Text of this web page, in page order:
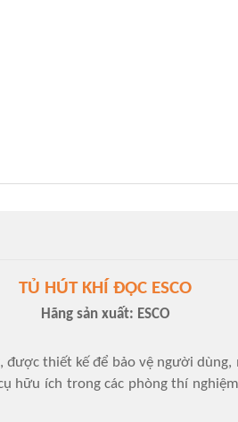
TỦ HÚT KHÍ ĐỘC ESCO
Hãng sản xuất: ESCO
thiết kế để bảo vệ người
hữu ích trong các phòng thí